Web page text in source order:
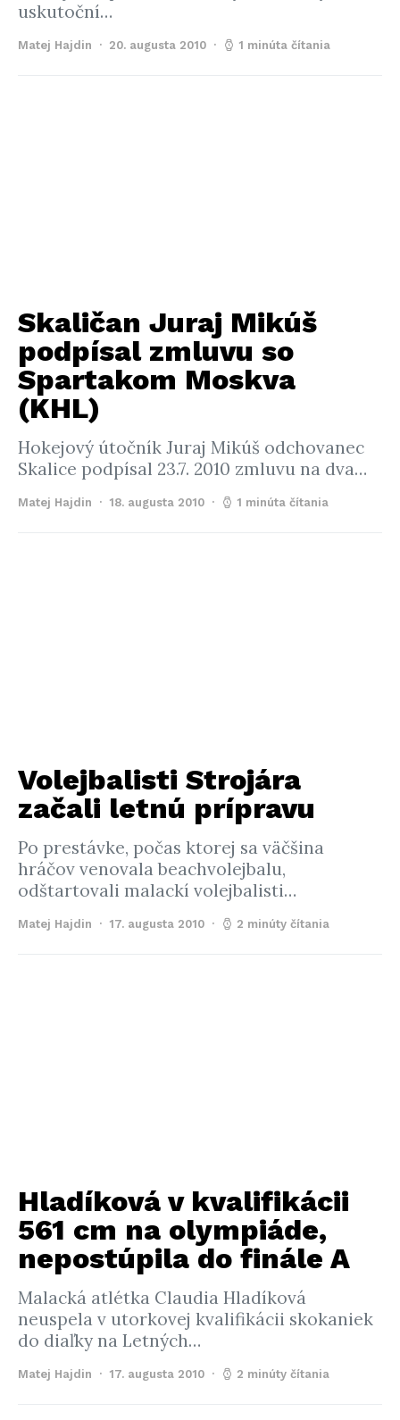
uskutoční…
Matej Hajdin 20. augusta 2010 1 minúta čítania
Skaličan Juraj Mikúš
podpísal zmluvu so
Spartakom Moskva
(KHL)
Hokejový útočník Juraj Mikúš odchovanec
Skalice podpísal 23.7. 2010 zmluvu na dva…
Matej Hajdin 18. augusta 2010 1 minúta čítania
Volejbalisti Strojára
začali letnú prípravu
Po prestávke, počas ktorej sa väčšina
hráčov venovala beachvolejbalu,
odštartovali malackí volejbalisti…
Matej Hajdin 17. augusta 2010 2 minúty čítania
Hladíková v kvalifikácii
561 cm na olympiáde,
nepostúpila do finále A
Malacká atlétka Claudia Hladíková
neuspela v utorkovej kvalifikácii skokaniek
do diaľky na Letných…
Matej Hajdin 17. augusta 2010 2 minúty čítania